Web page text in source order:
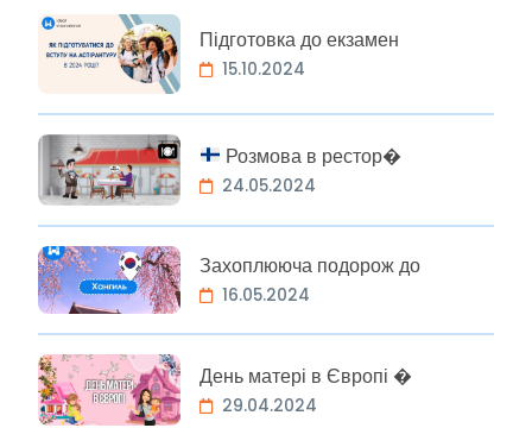
Підготовка до екзамен
15.10.2024
Розмова в рестор�
24.05.2024
Захоплююча подорож до
16.05.2024
День матері в Європі �
29.04.2024